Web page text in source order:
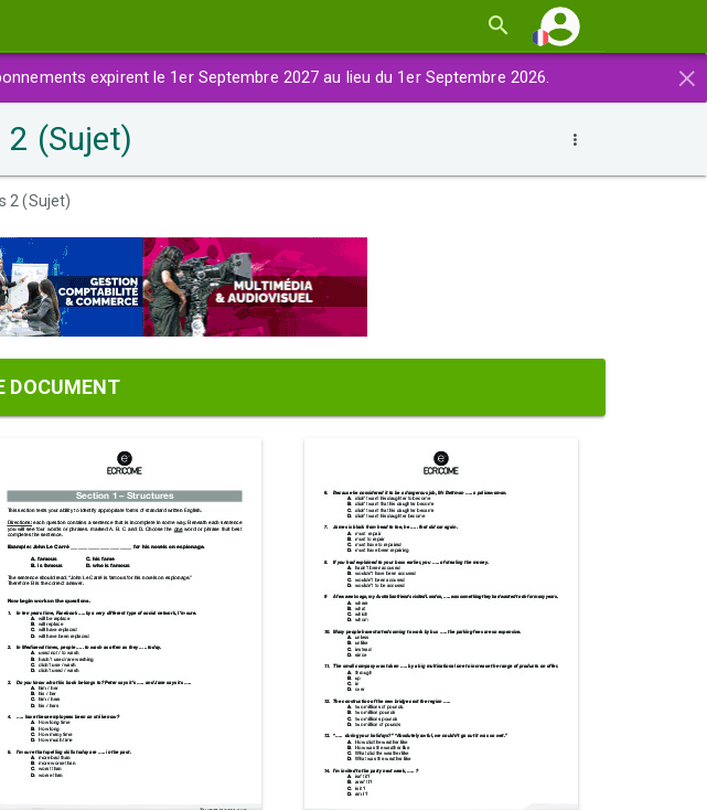
×
expirent le 1er Septembre 2027 au lieu du 1er Septembre 2026.
2 (Sujet)
2 (Sujet)
DOCUMENT